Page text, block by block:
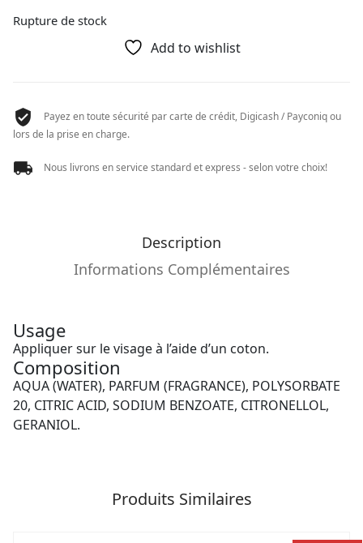
Rupture de stock
Add to wishlist
Payez en toute sécurité par carte de crédit, Digicash / Payconiq ou
lors de la prise en charge.
Nous livrons en service standard et express - selon votre choix!
Description
Informations Complémentaires
Usage
Appliquer sur le visage à l’aide d’un coton.
Composition
AQUA (WATER), PARFUM (FRAGRANCE), POLYSORBATE
20, CITRIC ACID, SODIUM BENZOATE, CITRONELLOL,
GERANIOL.
Produits Similaires